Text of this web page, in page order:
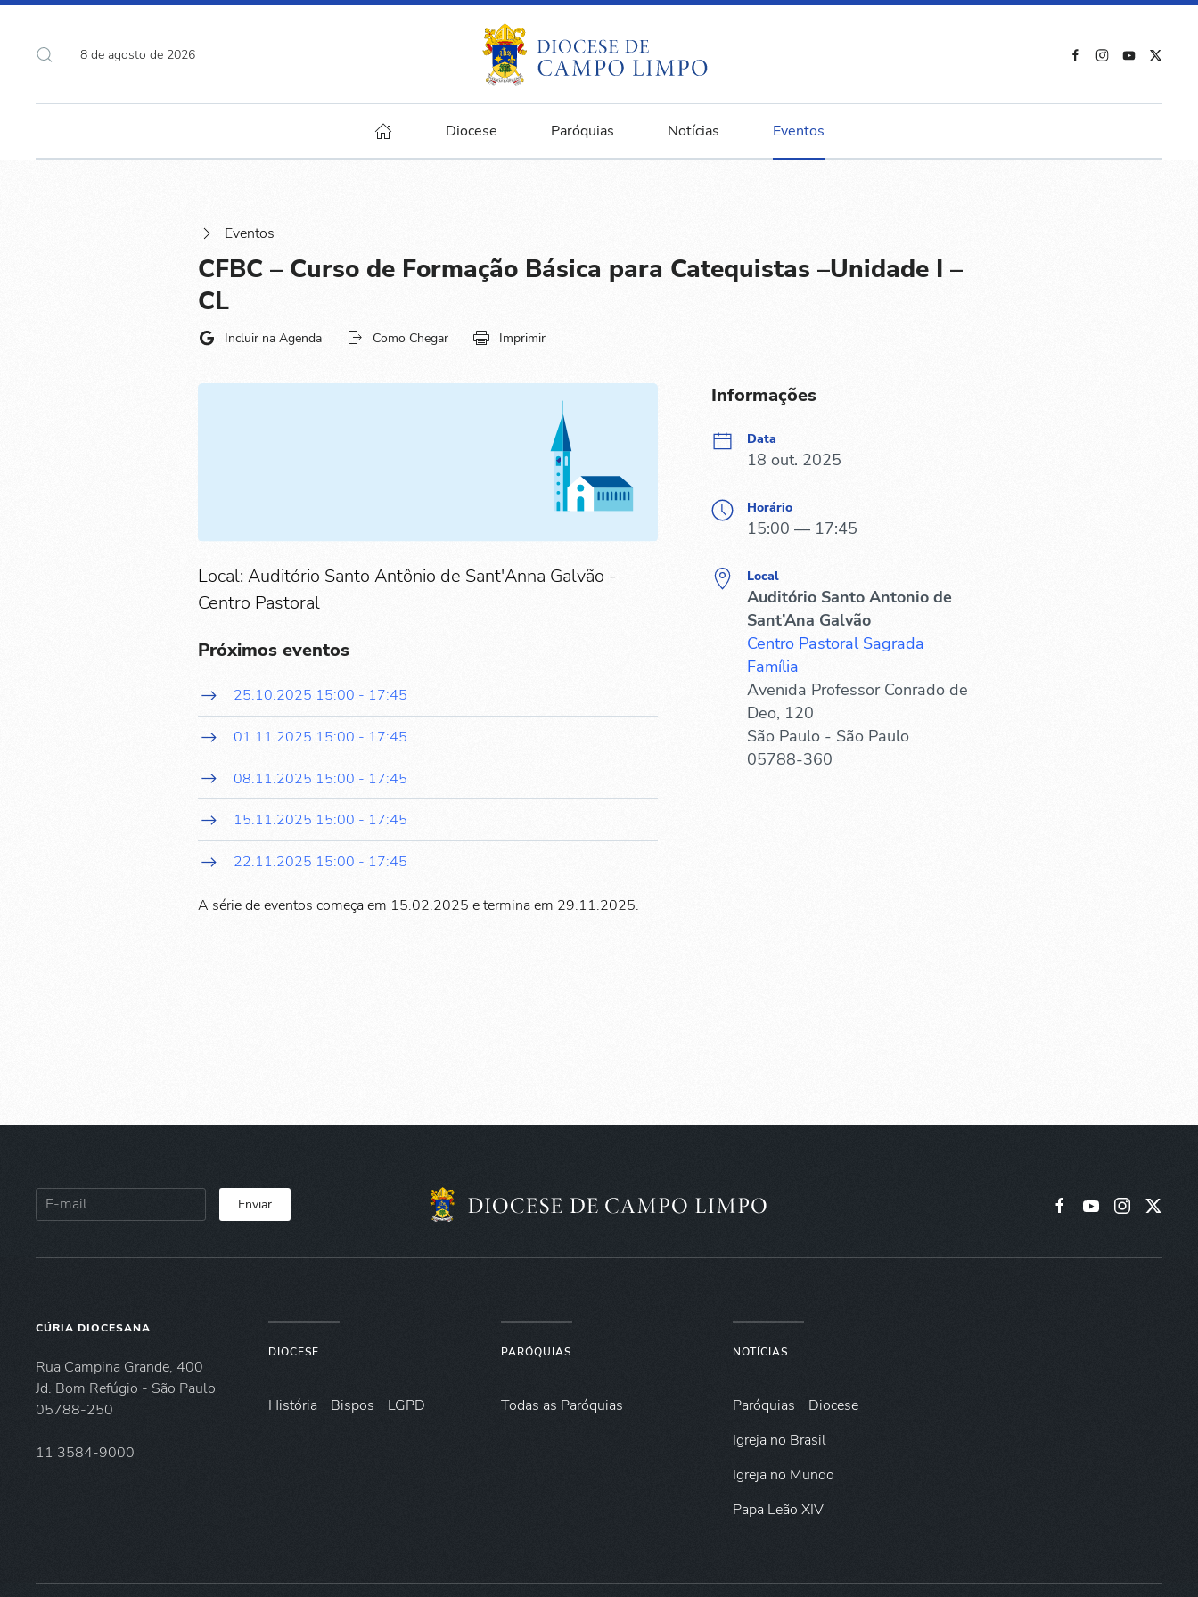
8 de agosto de 2026
Diocese Paróquias Notícias Eventos
Eventos
CFBC – Curso de Formação Básica para Catequistas –Unidade I –
CL
Incluir na Agenda Como Chegar Imprimir
Local: Auditório Santo Antônio de Sant'Anna Galvão -
Centro Pastoral
Próximos eventos
25.10.2025 15:00 - 17:45
01.11.2025 15:00 - 17:45
08.11.2025 15:00 - 17:45
15.11.2025 15:00 - 17:45
22.11.2025 15:00 - 17:45
A série de eventos começa em 15.02.2025 e termina em 29.11.2025.
Informações
Data
18 out. 2025
Horário
15:00 — 17:45
Local
Auditório Santo Antonio de
Sant’Ana Galvão
Centro Pastoral Sagrada
Família
Avenida Professor Conrado de
Deo, 120
São Paulo - São Paulo
05788-360
Enviar
CÚRIA DIOCESANA
Rua Campina Grande, 400
Jd. Bom Refúgio - São Paulo
05788-250
11 3584-9000
DIOCESE
História Bispos LGPD
PARÓQUIAS
Todas as Paróquias
NOTÍCIAS
Paróquias
Diocese
Igreja no Brasil
Igreja no Mundo
Papa Leão XIV